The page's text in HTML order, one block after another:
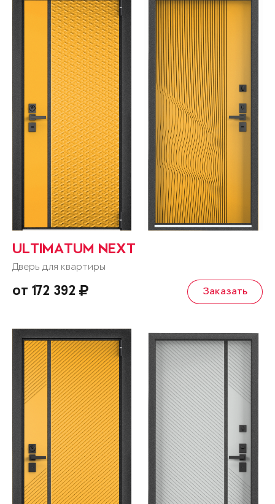
ULTIMATUM NEXT
Дверь для квартиры
от 172 392 Заказать